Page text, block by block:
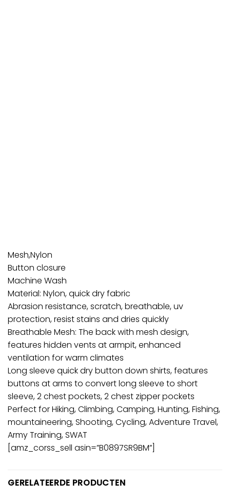
Mesh,Nylon
Button closure
Machine Wash
Material: Nylon, quick dry fabric
Abrasion resistance, scratch, breathable, uv
protection, resist stains and dries quickly
Breathable Mesh: The back with mesh design,
features hidden vents at armpit, enhanced
ventilation for warm climates
Long sleeve quick dry button down shirts, features
buttons at arms to convert long sleeve to short
sleeve, 2 chest pockets, 2 chest zipper pockets
Perfect for Hiking, Climbing, Camping, Hunting, Fishing,
mountaineering, Shooting, Cycling, Adventure Travel,
Army Training, SWAT
[amz_corss_sell asin=”B0897SR9BM”]
GERELATEERDE PRODUCTEN